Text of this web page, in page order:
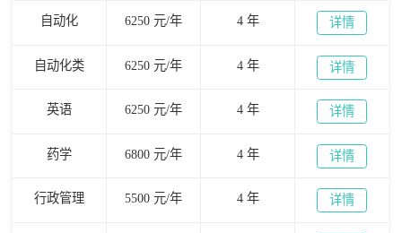
自动化 6250 元/年 4 年 详情
自动化类 6250 元/年 4 年 详情
英语 6250 元/年 4 年 详情
药学 6800 元/年 4 年 详情
行政管理 5500 元/年 4 年 详情